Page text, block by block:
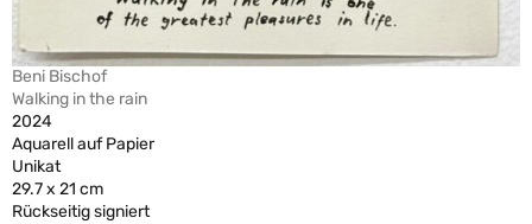
Beni Bischof
Walking in the rain
2024
Aquarell auf Papier
Unikat
29.7 x 21 cm
Rückseitig signiert